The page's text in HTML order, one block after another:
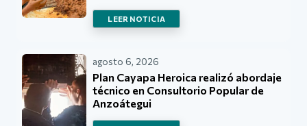
LEER NOTICIA
agosto 6, 2026
Plan Cayapa Heroica realizó abordaje
técnico en Consultorio Popular de
Anzoátegui